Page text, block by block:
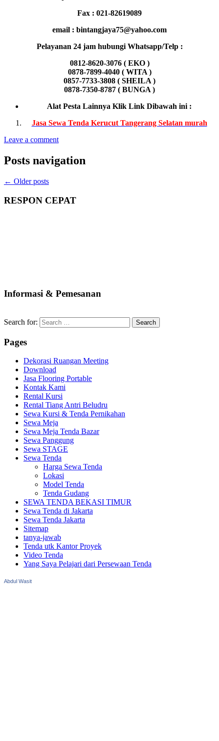
Fax : 021-82619089
email : bintangjaya75@yahoo.com
Pelayanan 24 jam hubungi Whatsapp/Telp :
0812-8620-3076 ( EKO )
0878-7899-4040 ( WITA )
0857-7733-3808 ( SHEILA )
0878-7350-8787 ( BUNGA )
Alat Pesta Lainnya Klik Link Dibawah ini :
Jasa Sewa Tenda Kerucut Tangerang Selatan murah
Leave a comment
Posts navigation
← Older posts
RESPON CEPAT
Informasi & Pemesanan
Search for:
Pages
Dekorasi Ruangan Meeting
Download
Jasa Flooring Portable
Kontak Kami
Rental Kursi
Rental Tiang Antri Beludru
Sewa Kursi & Tenda Pernikahan
Sewa Meja
Sewa Meja Tenda Bazar
Sewa Panggung
Sewa STAGE
Sewa Tenda
Harga Sewa Tenda
Lokasi
Model Tenda
Tenda Gudang
SEWA TENDA BEKASI TIMUR
Sewa Tenda di Jakarta
Sewa Tenda Jakarta
Sitemap
tanya-jawab
Tenda utk Kantor Proyek
Video Tenda
Yang Saya Pelajari dari Persewaan Tenda
Abdul Wasit